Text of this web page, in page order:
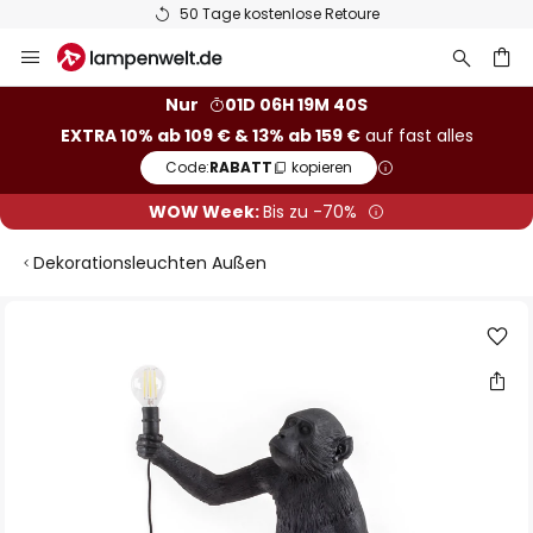
50 Tage kostenlose Retoure
Inhalt
Nur
01D 06H 19M 39S
EXTRA 10% ab 109 € & 13% ab 159 €auf fast alles
Code:RABATT kopieren
WOW Week:Bis zu -70%
Dekorationsleuchten Außen